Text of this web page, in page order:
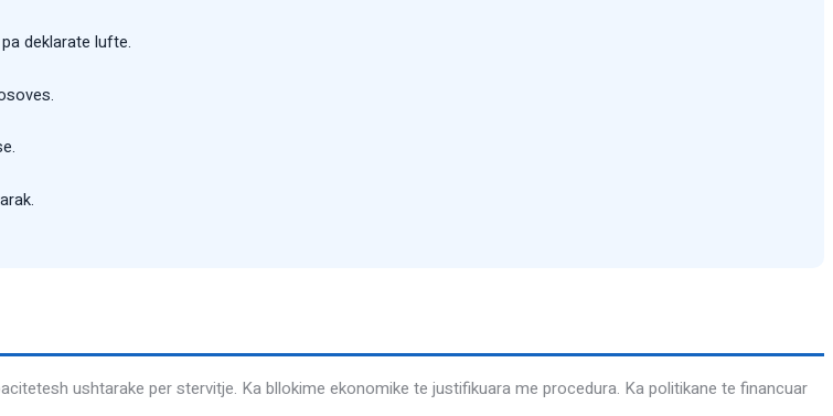
deklarate lufte.
ushtarake per stervitje. Ka bllokime ekonomike te justifikuara me procedura. Ka politikane te financuar